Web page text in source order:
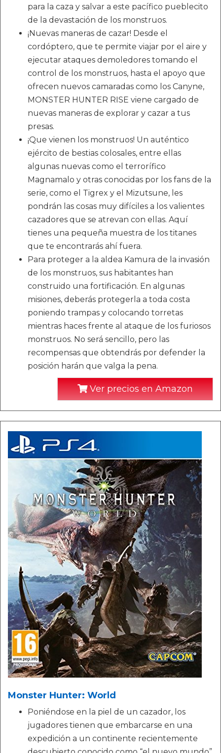
para la caza y salvar a este pacífico pueblecito
de la devastación de los monstruos.
¡Nuevas maneras de cazar! Desde el
cordóptero, que te permite viajar por el aire y
ejecutar ataques demoledores tomando el
control de los monstruos, hasta el apoyo que
ofrecen nuevos camaradas como los Canyne,
MONSTER HUNTER RISE viene cargado de
nuevas maneras de explorar y cazar a tus
presas.
¡Que vienen los monstruos! Un auténtico
ejército de bestias colosales, entre ellas
algunas nuevas como el terrorífico
Magnamalo y otras conocidas por los fans de la
serie, como el Tigrex y el Mizutsune, les
pondrán las cosas muy difíciles a los valientes
cazadores que se atrevan con ellas. Aquí
tienes una pequeña muestra de los titanes
que te encontrarás ahí fuera.
Para proteger a la aldea Kamura de la invasión
de los monstruos, sus habitantes han
construido una fortificación. En algunas
misiones, deberás protegerla a toda costa
poniendo trampas y colocando torretas
mientras haces frente al ataque de los furiosos
monstruos. No será sencillo, pero las
recompensas que obtendrás por defender la
posición harán que valga la pena.
Ver precios en Amazon
Monster Hunter: World
Poniéndose en la piel de un cazador, los
jugadores tienen que embarcarse en una
expedición a un continente recientemente